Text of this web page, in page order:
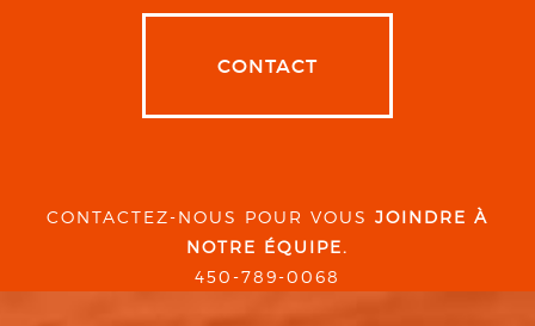
CONTACT
CONTACTEZ-NOUS POUR VOUS JOINDRE À
NOTRE ÉQUIPE.
450-789-0068